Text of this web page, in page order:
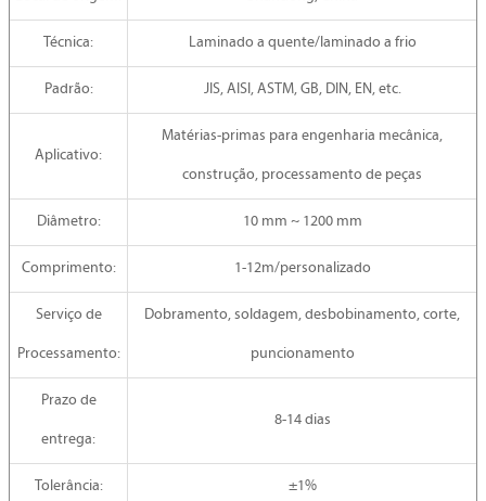
Técnica: Laminado a quente/laminado a frio
Padrão: JIS, AISI, ASTM, GB, DIN, EN, etc.
Aplicativo:
Matérias-primas para engenharia mecânica,
construção, processamento de peças
Diâmetro: 10 mm ~ 1200 mm
Comprimento: 1-12m/personalizado
Serviço de
Processamento:
Dobramento, soldagem, desbobinamento, corte,
puncionamento
Prazo de
entrega:
8-14 dias
Tolerância: ±1%